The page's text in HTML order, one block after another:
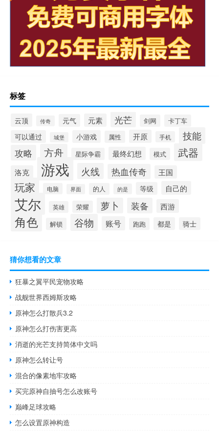
标签
云顶 传奇 元气 元素 光芒 剑网 卡丁车
可以通过 城堡 小游戏 属性 开原 手机 技能
攻略 方舟 星际争霸 最终幻想 模式 武器
洛克 游戏 火线 热血传奇 王国
玩家 电脑 界面 的人 的是 等级 自己的
艾尔 英雄 荣耀 萝卜 装备 西游
角色 解锁 谷物 账号 跑跑 都是 骑士
猜你想看的文章
狂暴之翼平民宠物攻略
战舰世界西姆斯攻略
原神怎么打散兵3.2
原神怎么打伤害更高
消逝的光芒支持简体中文吗
原神怎么转让号
混合的像素地牢攻略
买完原神自抽号怎么改账号
巅峰足球攻略
怎么设置原神构造